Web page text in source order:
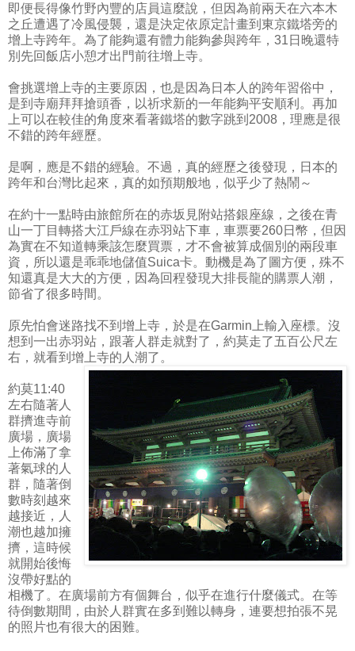
即便長得像竹野內豐的店員這麼說，但因為前兩天在六本木
之丘遭遇了冷風侵襲，還是決定依原定計畫到東京鐵塔旁的
增上寺跨年。為了能夠還有體力能夠參與跨年，31日晚還特
別先回飯店小憩才出門前往增上寺。
會挑選增上寺的主要原因，也是因為日本人的跨年習俗中，
是到寺廟拜拜搶頭香，以祈求新的一年能夠平安順利。再加
上可以在較佳的角度來看著鐵塔的數字跳到2008，理應是很
不錯的跨年經歷。
是啊，應是不錯的經驗。不過，真的經歷之後發現，日本的
跨年和台灣比起來，真的如預期般地，似乎少了熱鬧～
在約十一點時由旅館所在的赤坂見附站搭銀座線，之後在青
山一丁目轉搭大江戶線在赤羽站下車，車票要260日幣，但因
為實在不知道轉乘該怎麼買票，才不會被算成個別的兩段車
資，所以還是乖乖地儲值Suica卡。動機是為了圖方便，殊不
知還真是大大的方便，因為回程發現大排長龍的購票人潮，
節省了很多時間。
原先怕會迷路找不到增上寺，於是在Garmin上輸入座標。沒
想到一出赤羽站，跟著人群走就對了，約莫走了五百公尺左
右，就看到增上寺的人潮了。
約莫11:40
左右隨著人
群擠進寺前
廣場，廣場
上佈滿了拿
著氣球的人
群，隨著倒
數時刻越來
越接近，人
潮也越加擁
擠，這時候
就開始後悔
沒帶好點的
相機了。在廣場前方有個舞台，似乎在進行什麼儀式。在等
待倒數期間，由於人群實在多到難以轉身，連要想拍張不晃
的照片也有很大的困難。